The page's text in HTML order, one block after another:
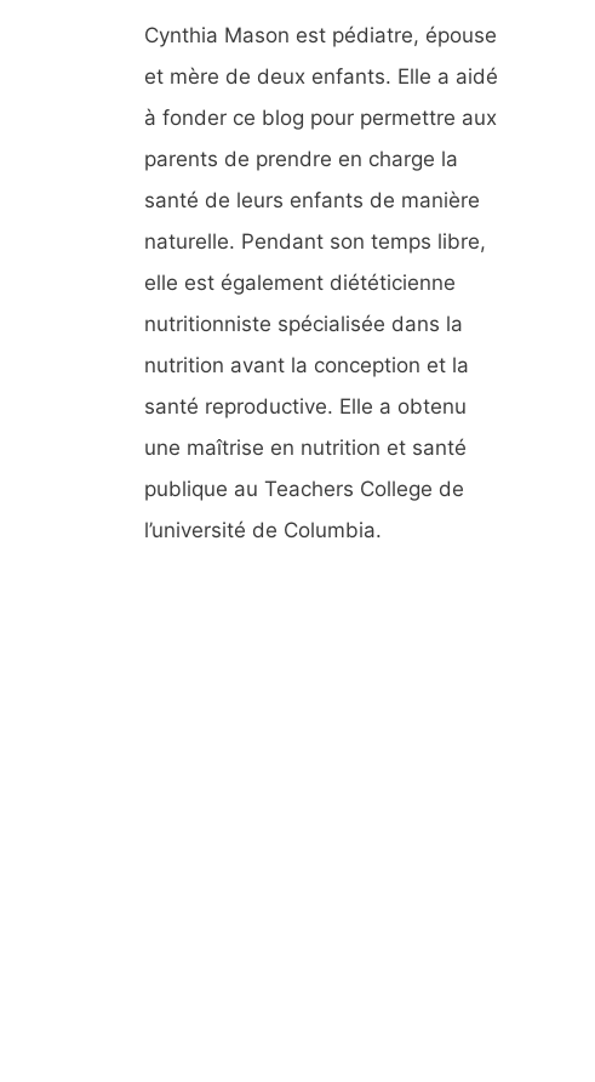
Cynthia Mason est pédiatre, épouse
et mère de deux enfants. Elle a aidé
à fonder ce blog pour permettre aux
parents de prendre en charge la
santé de leurs enfants de manière
naturelle. Pendant son temps libre,
elle est également diététicienne
nutritionniste spécialisée dans la
nutrition avant la conception et la
santé reproductive. Elle a obtenu
une maîtrise en nutrition et santé
publique au Teachers College de
l’université de Columbia.